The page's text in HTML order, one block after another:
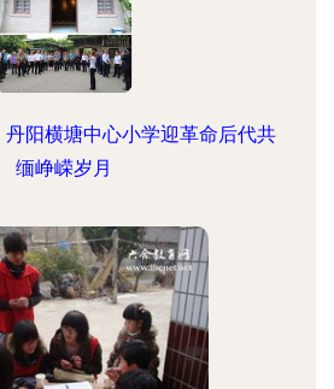
阳横塘中心小学迎革命后代共
缅峥嵘岁月